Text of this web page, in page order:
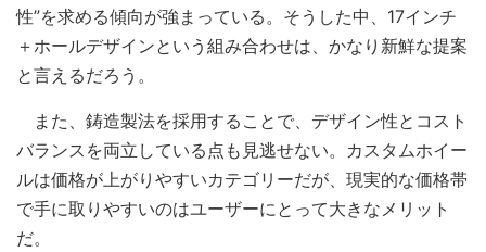
性”を求める傾向が強まっている。そうした中、17インチ
＋ホールデザインという組み合わせは、かなり新鮮な提案
と言えるだろう。
また、鋳造製法を採用することで、デザイン性とコスト
バランスを両立している点も見逃せない。カスタムホイー
ルは価格が上がりやすいカテゴリーだが、現実的な価格帯
で手に取りやすいのはユーザーにとって大きなメリット
だ。